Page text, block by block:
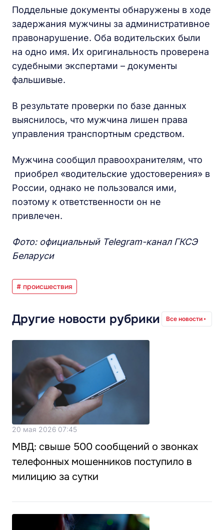
Поддельные документы обнаружены в ходе
задержания мужчины за административное
правонарушение. Оба водительских были
на одно имя. Их оригинальность проверена
судебными экспертами – документы
фальшивые.
В результате проверки по базе данных
выяснилось, что мужчина лишен права
управления транспортным средством.
Мужчина сообщил правоохранителям, что
приобрел «водительские удостоверения» в
России, однако не пользовался ими,
поэтому к ответственности он не
привлечен.
Фото: официальный Telegram-канал ГКСЭ
Беларуси
# происшествия
Другие новости рубрики Все новости
20 мая 2026 07:45
МВД: свыше 500 сообщений о звонках
телефонных мошенников поступило в
милицию за сутки